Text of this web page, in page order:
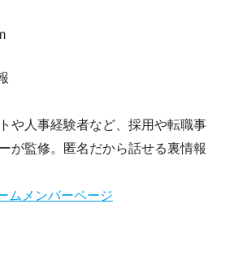
や人事経験者など、採用や転職事
が監修。匿名だから話せる裏情報
ムメンバーページ